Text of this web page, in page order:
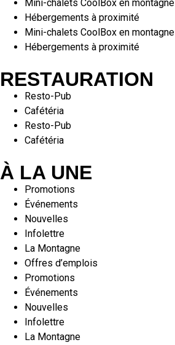
Mini-chalets CoolBox en montagne
Hébergements à proximité
Mini-chalets CoolBox en montagne
Hébergements à proximité
RESTAURATION
Resto-Pub
Cafétéria
Resto-Pub
Cafétéria
À LA UNE
Promotions
Événements
Nouvelles
Infolettre
La Montagne
Offres d’emplois
Promotions
Événements
Nouvelles
Infolettre
La Montagne